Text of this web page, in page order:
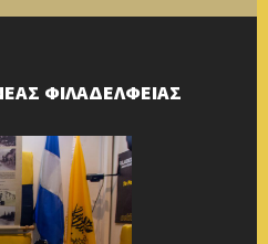
ΦΙΛΑΔΕΛΦΕΙΑΣ